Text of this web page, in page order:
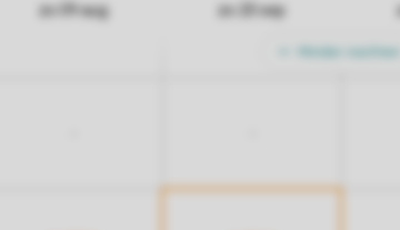
zo 09 aug zo 20 sep